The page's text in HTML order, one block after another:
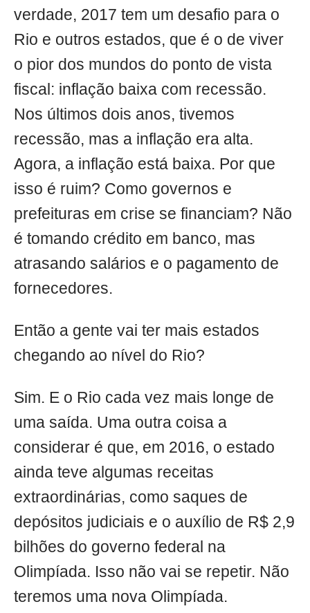
verdade, 2017 tem um desafio para o
Rio e outros estados, que é o de viver
o pior dos mundos do ponto de vista
fiscal: inflação baixa com recessão.
Nos últimos dois anos, tivemos
recessão, mas a inflação era alta.
Agora, a inflação está baixa. Por que
isso é ruim? Como governos e
prefeituras em crise se financiam? Não
é tomando crédito em banco, mas
atrasando salários e o pagamento de
fornecedores.
Então a gente vai ter mais estados
chegando ao nível do Rio?
Sim. E o Rio cada vez mais longe de
uma saída. Uma outra coisa a
considerar é que, em 2016, o estado
ainda teve algumas receitas
extraordinárias, como saques de
depósitos judiciais e o auxílio de R$ 2,9
bilhões do governo federal na
Olimpíada. Isso não vai se repetir. Não
teremos uma nova Olimpíada.